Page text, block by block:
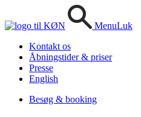
MenuLuk
Kontakt os
Åbningstider & priser
Presse
English
Besøg & booking